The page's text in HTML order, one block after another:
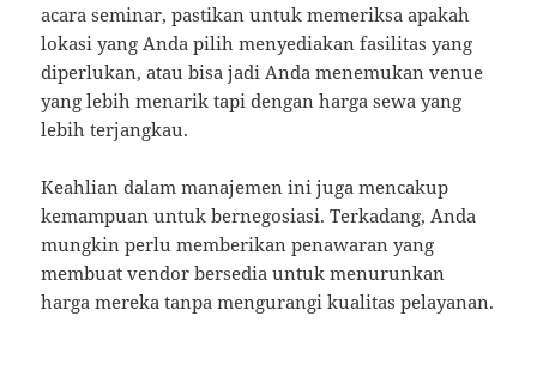
acara seminar, pastikan untuk memeriksa apakah
lokasi yang Anda pilih menyediakan fasilitas yang
diperlukan, atau bisa jadi Anda menemukan venue
yang lebih menarik tapi dengan harga sewa yang
lebih terjangkau.
Keahlian dalam manajemen ini juga mencakup
kemampuan untuk bernegosiasi. Terkadang, Anda
mungkin perlu memberikan penawaran yang
membuat vendor bersedia untuk menurunkan
harga mereka tanpa mengurangi kualitas pelayanan.